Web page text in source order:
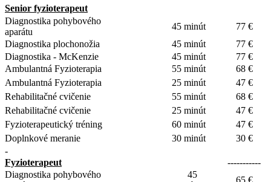
Senior fyzioterapeut
Diagnostika pohybového
aparátu
45 minút
77 €
Diagnostika plochonožia
45 minút
77 €
Diagnostika - McKenzie
45 minút
77 €
Ambulantná Fyzioterapia
55 minút
68 €
Ambulantná Fyzioterapia
25 minút
47 €
Rehabilitačné cvičenie
55 minút
68 €
Rehabilitačné cvičenie
25 minút
47 €
Fyzioterapeutický tréning
60 minút
47 €
Doplnkové meranie
30 minút
30 €
-
Fyzioterapeut
-----------
Diagnostika pohybového
45